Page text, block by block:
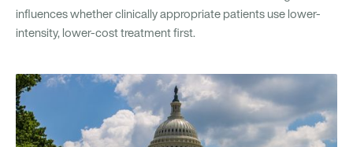
influences whether clinically appropriate patients use lower-
intensity, lower-cost treatment first.